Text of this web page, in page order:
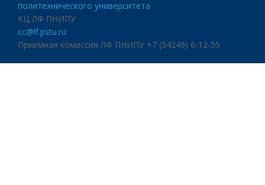
политехнического университета
КЦ ЛФ ПНИПУ
cc@lf.pstu.ru
Приемная комиссия ЛФ ПНИПУ +7 (34249) 6-12-55